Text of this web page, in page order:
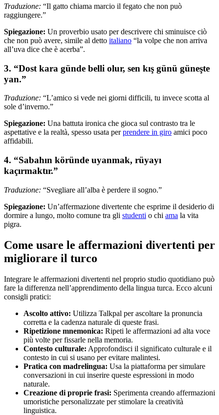
Traduzione: “Il gatto chiama marcio il fegato che non può
raggiungere.”
Spiegazione: Un proverbio usato per descrivere chi sminuisce ciò
che non può avere, simile al detto italiano “la volpe che non arriva
all’uva dice che è acerba”.
3. “Dost kara günde belli olur, sen kış günü güneşte
yan.”
Traduzione: “L’amico si vede nei giorni difficili, tu invece scotta al
sole d’inverno.”
Spiegazione: Una battuta ironica che gioca sul contrasto tra le
aspettative e la realtà, spesso usata perprendere in giro amici poco
affidabili.
4. “Sabahın köründe uyanmak, rüyayı
kaçırmaktır.”
Traduzione: “Svegliare all’alba è perdere il sogno.”
Spiegazione: Un’affermazione divertente che esprime il desiderio di
dormire a lungo, molto comune tra gli studenti o chi ama la vita
pigra.
Come usare le affermazioni divertenti per
migliorare il turco
Integrare le affermazioni divertenti nel proprio studio quotidiano può
fare la differenza nell’apprendimento della lingua turca. Ecco alcuni
consigli pratici:
Ascolto attivo: Utilizza Talkpal per ascoltare la pronuncia
corretta e la cadenza naturale di queste frasi.
Ripetizione mnemonica: Ripeti le affermazioni ad alta voce
più volte per fissarle nella memoria.
Contesto culturale: Approfondisci il significato culturale e il
contesto in cui si usano per evitare malintesi.
Pratica con madrelingua: Usa la piattaforma per simulare
conversazioni in cui inserire queste espressioni in modo
naturale.
Creazione di proprie frasi: Sperimenta creando affermazioni
umoristiche personalizzate per stimolare la creatività
linguistica.